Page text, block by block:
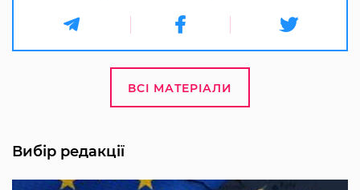
ВСІ МАТЕРІАЛИ
Вибір редакції